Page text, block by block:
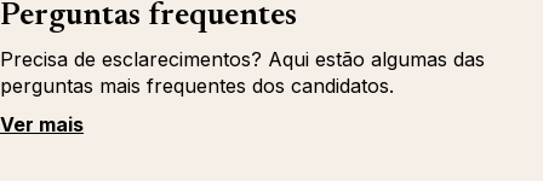
Perguntas frequentes
Precisa de esclarecimentos? Aqui estão algumas das
perguntas mais frequentes dos candidatos.
Ver mais